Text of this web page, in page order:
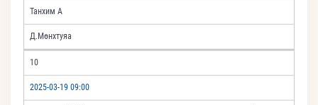
Танхим А
Д.Мөнхтуяа
10
2025-03-19 09:00